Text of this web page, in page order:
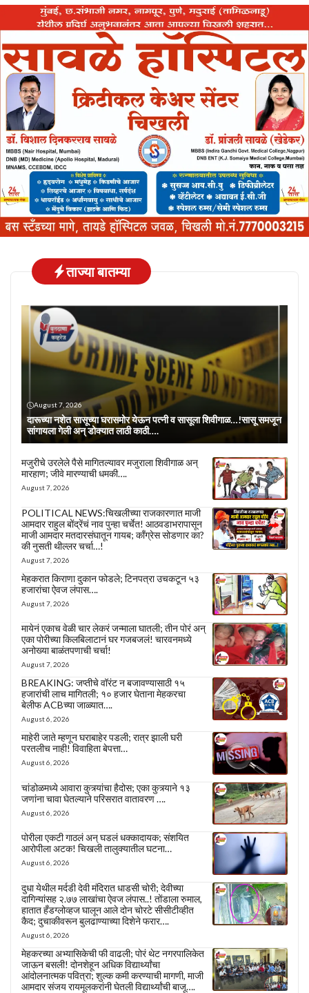
ताज्या बातम्या
August 7, 2026
दारूच्या नशेत सासूच्या घरासमोर येऊन पत्नी व सासूला शिवीगाळ…!सासू समजून
सांगायला गेली अन् डोक्यात लाठी काठी….
मजुरीचे उरलेले पैसे मागितल्यावर मजुराला शिवीगाळ अन्
मारहाण; जीवे मारण्याची धमकी….
August 7, 2026
POLITICAL NEWS:चिखलीच्या राजकारणात माजी
आमदार राहुल बोंद्रेंचं नाव पुन्हा चर्चेत! आठवडाभरापासून
माजी आमदार मतदारसंघातून गायब; काँग्रेस सोडणार का?
की नुसती थील्लर चर्चा…!
August 7, 2026
मेहकरात किराणा दुकान फोडले; टिनपत्रा उचकटून ५३
हजारांचा ऐवज लंपास….
August 7, 2026
मायेनं एकाच वेळी चार लेकरं जन्माला घातली; तीन पोरं अन्
एका पोरीच्या किलबिलाटानं घर गजबजलं! चारवनमध्ये
अनोख्या बाळंतपणाची चर्चा!
August 7, 2026
BREAKING: जप्तीचे वॉरंट न बजावण्यासाठी १५
हजारांची लाच मागितली; १० हजार घेताना मेहकरचा
बेलीफ ACBच्या जाळ्यात….
August 6, 2026
माहेरी जाते म्हणून घराबाहेर पडली; रात्र झाली घरी
परतलीच नाही! विवाहिता बेपत्ता…
August 6, 2026
चांडोळमध्ये आवारा कुत्र्यांचा हैदोस; एका कुत्र्याने १३
जणांना चावा घेतल्याने परिसरात वातावरण ….
August 6, 2026
पोरीला एकटी गाठलं अन् घडलं धक्कादायक; संशयित
आरोपीला अटक! चिखली तालुक्यातील घटना…
August 6, 2026
दुधा येथील मर्दडी देवी मंदिरात धाडसी चोरी; देवीच्या
दागिन्यांसह २.७७ लाखांचा ऐवज लंपास..! तोंडाला रुमाल,
हातात हँडग्लोव्हज घालून आले दोन चोरटे सीसीटीव्हीत
कैद; दुचाकीवरून बुलढाण्याच्या दिशेने फरार….
August 6, 2026
मेहकरच्या अभ्यासिकेची फी वाढली; पोरं थेट नगरपालिकेत
जाऊन बसली! दोनशेहून अधिक विद्यार्थ्यांचा
आंदोलनात्मक पवित्रा; शुल्क कमी करण्याची मागणी, माजी
आमदार संजय रायमूलकरांनी घेतली विद्यार्थ्यांची बाजू….